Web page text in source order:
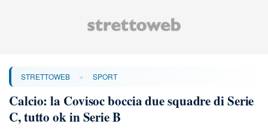
STRETTOWEB » SPORT
Calcio: la Covisoc boccia due squadre di Serie
C, tutto ok in Serie B